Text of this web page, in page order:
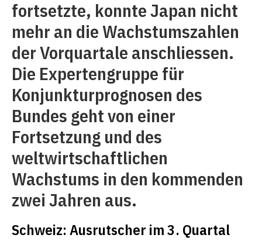
fortsetzte, konnte Japan nicht
mehr an die Wachstumszahlen
der Vorquartale anschliessen.
Die Expertengruppe für
Konjunkturprognosen des
Bundes geht von einer
Fortsetzung und des
weltwirtschaftlichen
Wachstums in den kommenden
zwei Jahren aus.
Schweiz: Ausrutscher im 3. Quartal